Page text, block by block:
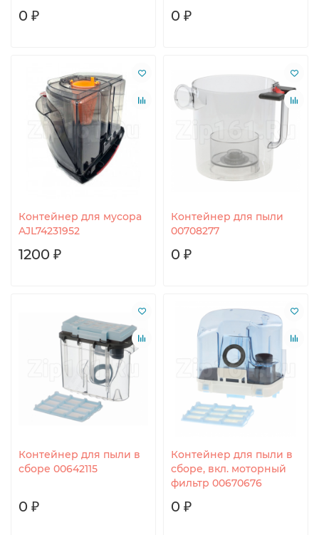
0 ₽ 0 ₽
Контейнер для мусора
AJL74231952
1200 ₽
Контейнер для пыли
00708277
0 ₽
Контейнер для пыли в
сборе 00642115
0 ₽
Контейнер для пыли в
сборе, вкл. моторный
фильтр 00670676
0 ₽